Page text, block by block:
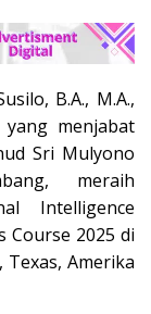
B.A., M.A.,
menjabat
Sri Mulyono
meraih
Intelligence
Course 2025 di
Texas, Amerika